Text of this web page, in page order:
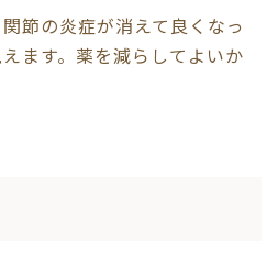
節の炎症が消えて良くなっ
ます。薬を減らしてよいか